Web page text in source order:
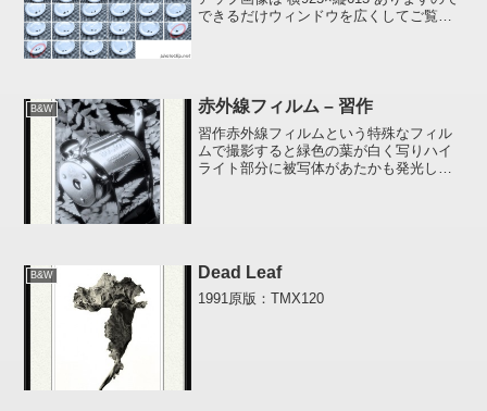
できるだけウィンドウを広くしてご覧下
B&W 赤外線フィルム – 習作
習作赤外線フィルムという特殊なフィル
ムで撮影すると緑色の葉が白く写りハイ
ライト部分に被写体があたかも発光して
B&W Dead Leaf
1991原版：TMX120